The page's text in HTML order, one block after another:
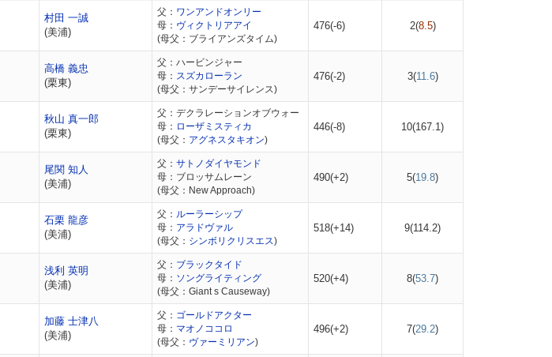
村田 一誠
(美浦)
父： ワンアンドオンリー
母： ヴィクトリアアイ
(母父：ブライアンズタイム)
476(-6) 2(8.5)
高橋 義忠
(栗東)
父：ハービンジャー
母： スズカローラン
(母父：サンデーサイレンス)
476(-2) 3(11.6)
秋山 真一郎
(栗東)
父：デクラレーションオブウォー
母： ローザミスティカ
(母父： アグネスタキオン)
446(-8) 10(167.1)
尾関 知人
(美浦)
父： サトノダイヤモンド
母：ブロッサムレーン
(母父：New Approach)
490(+2) 5(19.8)
石栗 龍彦
(美浦)
父： ルーラーシップ
母： アラドヴァル
(母父： シンボリクリスエス)
518(+14) 9(114.2)
浅利 英明
(美浦)
父： ブラックタイド
母： ソングライティング
(母父：Giant s Causeway)
520(+4) 8(53.7)
加藤 士津八
(美浦)
父： ゴールドアクター
母： マオノココロ
(母父： ヴァーミリアン)
496(+2) 7(29.2)